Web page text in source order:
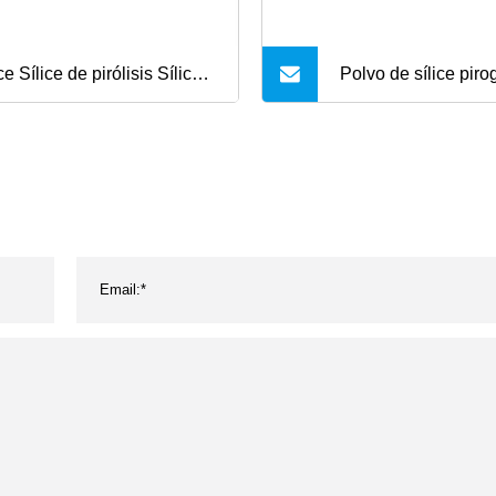
Sílice de pirólisis Sílice Polvo de sílice